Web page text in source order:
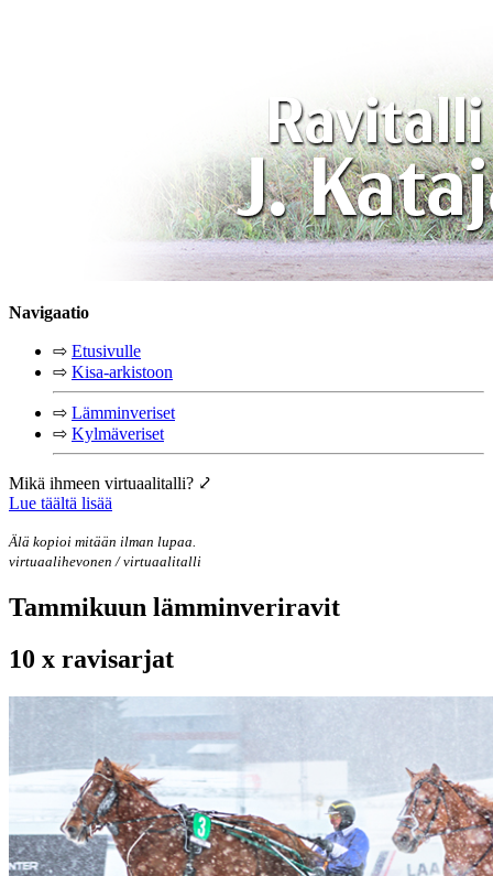
Navigaatio
⇨ Etusivulle
⇨ Kisa-arkistoon
⇨ Lämminveriset
⇨ Kylmäveriset
Mikä ihmeen virtuaalitalli? ⤦
Lue täältä lisää
Älä kopioi mitään ilman lupaa.
virtuaalihevonen / virtuaalitalli
Tammikuun lämminveriravit
10 x ravisarjat